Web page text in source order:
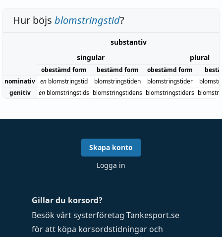
Hur böjs blomstringstid?
substantiv
singular
plural
obestämd form bestämd form obestämd form
nominativ en blomstringstid blomstringstiden blomstringstider
genitiv
en blomstringstids blomstringstidens blomstringstiders
Gillar du korsord?
Besök vårt systerföretag Tankesport.se
för att köpa korsordstidningar och
Skapa konto
Logga in